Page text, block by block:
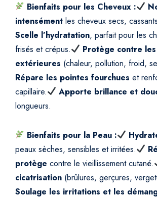
Bienfaits pour les Cheveux :
intensément les cheveux secs,
Scelle l’hydratation, parfait pour les
frisés et crépus.
Protège contre
extérieures (chaleur, pollution, froid,
Répare les pointes fourchues et
capillaire.
Apporte brillance et
longueurs.
Bienfaits pour la Peau :
peaux sèches, sensibles et irritées.
protège contre le vieillissement cutané.
cicatrisation (brûlures, gerçures,
Soulage les irritations et les